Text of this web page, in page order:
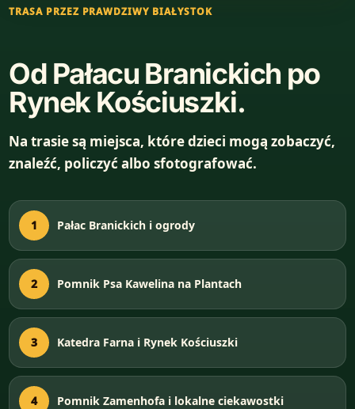
TRASA PRZEZ PRAWDZIWY BIAŁYSTOK
Od Pałacu Branickich po
Rynek Kościuszki.
Na trasie są miejsca, które dzieci mogą zobaczyć,
znaleźć, policzyć albo sfotografować.
1 Pałac Branickich i ogrody
2 Pomnik Psa Kawelina na Plantach
3 Katedra Farna i Rynek Kościuszki
4 Pomnik Zamenhofa i lokalne ciekawostki